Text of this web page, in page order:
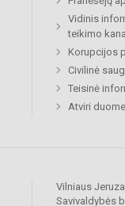
Vidinis
teikimo
Korupcijos
Civilinė
Teisinė
Atviri
Vilniaus
Savivaldybės